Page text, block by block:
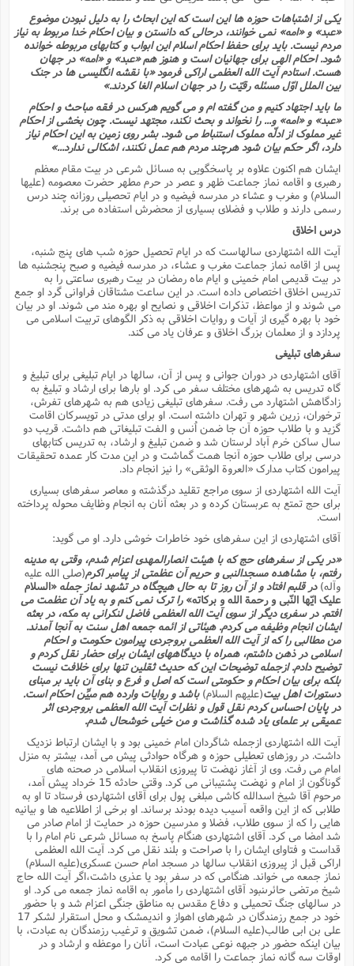
یکى از اشتباهات حوزه ها این است که این ابحاث را به دلیل نبودن موضوع
«عبد» و «امه» نمى خوانند، درحالى که دانستن و بیان احکام خدا مربوط به نیاز
مردم نیست. باید براى حفظ احکام اسلام این ابواب و کتابهاى مربوطه خوانده
شود. احکام الهى براى جهانیان است و هنوز هم «عبد» و «امه» در جهان
هست. استادم آیت الله العظمى اراکى فرمود «با نقشه انگلیسى ها در جنگ
بین الملل اوّل مسئله رقیّت را در جهان اسلام الغا کردند.»
ما باید اجتهاد کنیم و من گفته ام و مى گویم هرکس در فقه مباحث و احکام
«عبد» و «امه» و... را نخواند و بحث نکند، مجتهد نیست. چون بخشى از احکام
غیر مملوک از ادلّه مملوک استنباط مى شود. بشر روى زمین به این احکام نیاز
دارد، اگر حکم بیان شود هرچند مردم هم عمل نکنند، اشکالى ندارد...»
ایشان هم اکنون علاوه بر پاسخگویى به مسائل شرعى در بیت مقام معظم
رهبرى و اقامه نماز جماعت ظهر و عصر در حرم مطهر حضرت معصومه (علیها
السلام) و مغرب و عشاء در مدرسه فیضیه و در ایام تحصیلى روزانه چند درس
رسمى دارند و طلاب و فضلاى بسیارى از محضرش استفاده مى برند.
درس اخلاق
آیت الله اشتهاردى سالهاست که در ایام تحصیل حوزه شب هاى پنج شنبه،
پس از اقامه نماز جماعت مغرب و عشاء، در مدرسه فیضیه و صبح پنجشنبه ها
در بیت قدیمى امام خمینى و ایام ماه رمضان در بیت رهبرى ساعتى را به
تدریس اخلاق اختصاص داده است. در این ساعت مشتاقان فراوانى گرد او جمع
مى شوند و از مواعظ، تذکرات اخلاقى و نصایح او بهره مند مى شوند. او در بیان
خود با بهره گیرى از آیات و روایات اخلاقى به ذکر الگوهاى تربیت اسلامى مى
پردازد و از معلمان بزرگ اخلاق و عرفان یاد مى کند.
سفرهاى تبلیغى
آقاى اشتهاردى در دوران جوانى و پس از آن، سالها در ایام تبلیغى براى تبلیغ و
گاه تدریس به شهرهاى مختلف سفر مى کرد. او بارها براى ارشاد و تبلیغ به
زادگاهش اشتهارد مى رفت. سفرهاى تبلیغى زیادى هم به شهرهاى تفرش،
ترخوران، زرین شهر و تهران داشته است. او براى مدتى در تویسرکان اقامت
گزید و با طلاب حوزه آن جا ضمن اُنس و الفت تبلیغاتى هم داشت. قریب دو
سال ساکن خرم آباد لرستان شد و ضمن تبلیغ و ارشاد، به تدریس کتابهاى
درسى براى طلاب حوزه آنجا همت گماشت و در این مدت کار عمده تحقیقات
پیرامون کتاب مدارک «العروة الوثقى» را نیز انجام داد.
آیت الله اشتهاردى از سوى مراجع تقلید درگذشته و معاصر سفرهاى بسیارى
براى حج تمتع به عربستان کرده و در بعثه آنان به انجام وظایف محوله پرداخته
است.
آقاى اشتهاردى از این سفرهاى خود خاطرات خوشى دارد. او مى گوید:
«در یکى از سفرهاى حج که با هیئت انصارالمهدى اعزام شدم، وقتى به مدینه
رفتم، با مشاهده مسجدالنبى و حریم آن عظمتى از پیامبر اکرم(صلى الله علیه
وآله)در قلبم افتاد و از آن روز تا به حال هیچگاه در تشهد نماز جمله «السلام
علیک ایّها النّبى و رحمة الله و برکاته»را ترک نمى کنم و به یاد آن عظمت مى
افتم. در سفرى دیگر از سوى آیت الله العظمى فاضل لنکرانى به مکه، در بعثه
ایشان انجام وظیفه مى کردم. هیئاتى از ائمه جمعه اهل سنت به آنجا آمدند.
من مطالبى را که از آیت الله العظمى بروجردى پیرامون حکومت و احکام
اسلامى در ذهن داشتم، همراه با دیدگاههاى ایشان براى حضار نقل کردم و
توضیح دادم. ازجمله توضیحات این که حدیث ثقلین تنها براى خلافت نیست
بلکه براى بیان احکام و حکومتى است که اصل و فرع و بناى آن باید بر مبناى
دستورات اهل بیت(علیهم السلام)باشد و روایات وارده هم مبیِّن احکام است.
در پایان احساس کردم نقل قول و نظرات آیت الله العظمى بروجردى اثر
عمیقى بر علماى یاد شده گذاشت و من خیلى خوشحال شدم.
آیت الله اشتهاردى ازجمله شاگردان امام خمینى بود و با ایشان ارتباط نزدیک
داشت. در روزهاى تعطیلى حوزه و هرگاه حوادثى پیش مى آمد، بیشتر به منزل
امام مى رفت. وى از آغاز نهضت تا پیروزى انقلاب اسلامى در صحنه هاى
گوناگون از امام و نهضت پشتیبانى مى کرد. وقتى حادثه 15 خرداد پیش آمد،
مرحوم آقا شیخ اسدالله کاشى مبلغى پول براى آقاى اشتهاردى فرستاد تا او به
طلابى که از این واقعه آسیب دیده بودند برساند. او برخى از اطلاعیه ها و بیانیه
هایى را که از سوى طلاب، فضلا و مدرسین حوزه در حمایت از امام صادر مى
شد امضا مى کرد. آقاى اشتهاردى هنگام پاسخ به مسائل شرعى نام امام را با
قداست و فتاواى ایشان را با صراحت و بلند نقل مى کرد. آیت الله العظمى
اراکى قبل از پیروزى انقلاب سالها در مسجد امام حسن عسکرى(علیه السلام)
نماز جمعه مى خواند. هنگامى که در سفر بود یا عذرى داشت،اگر آیت الله حاج
شیخ مرتضى حائرىنبود آقاى اشتهاردى را مأمور به اقامه نماز جمعه مى کرد. او
در سالهاى جنگ تحمیلى و دفاع مقدس به مناطق جنگى اعزام شد و با حضور
خود در جمع رزمندگان در شهرهاى اهواز و اندیمشک و محل استقرار لشکر 17
على بن ابى طالب(علیه السلام)، ضمن تشویق و ترغیب رزمندگان به عبادت، با
بیان اینکه حضور در جبهه نوعى عبادت است، آنان را موعظه و ارشاد و در
اوقات سه گانه نماز جماعت را اقامه مى کرد.